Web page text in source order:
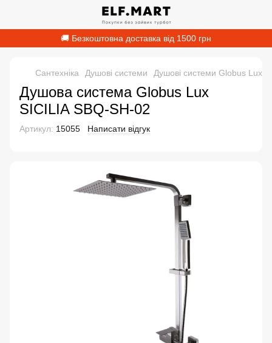
🚚 Безкоштовна доставка від 1500 грн
Сантехніка Душові системи Душові системи Globus Lux
Душова система Globus Lux
SICILIA SBQ-SH-02
Артикул: 15055 Написати відгук